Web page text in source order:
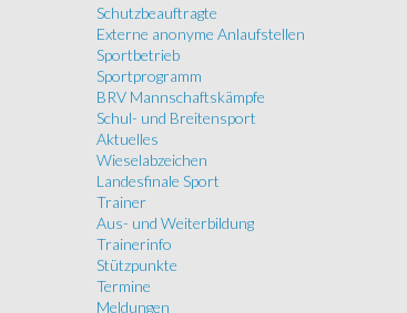
Schutzbeauftragte
Externe anonyme Anlaufstellen
Sportbetrieb
Sportprogramm
BRV Mannschaftskämpfe
Schul- und Breitensport
Aktuelles
Wieselabzeichen
Landesfinale Sport
Trainer
Aus- und Weiterbildung
Trainerinfo
Stützpunkte
Termine
Meldungen